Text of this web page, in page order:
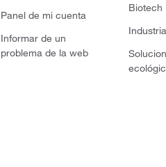
Panel de mi cuenta
Informar de un
problema de la web
Biotech
Industria